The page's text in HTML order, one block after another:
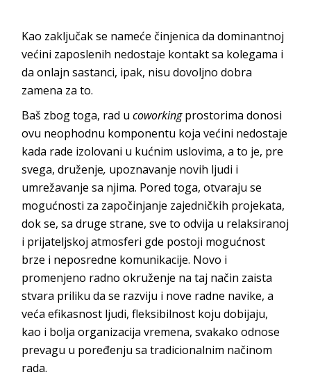
Kao zaključak se nameće činjenica da dominantnoj
većini zaposlenih nedostaje kontakt sa kolegama i
da onlajn sastanci, ipak, nisu dovoljno dobra
zamena za to.
Baš zbog toga, rad ucoworkingprostorima donosi
ovu neophodnu komponentu koja većini nedostaje
kada rade izolovani u kućnim uslovima, a to je, pre
svega, druženje, upoznavanje novih ljudi i
umrežavanje sa njima. Pored toga, otvaraju se
mogućnosti za započinjanje zajedničkih projekata,
dok se, sa druge strane, sve to odvija u relaksiranoj
i prijateljskoj atmosferi gde postoji mogućnost
brze i neposredne komunikacije. Novo i
promenjeno radno okruženje na taj način zaista
stvara priliku da se razviju i nove radne navike, a
veća efikasnost ljudi, fleksibilnost koju dobijaju,
kao i bolja organizacija vremena, svakako odnose
prevagu u poređenju sa tradicionalnim načinom
rada.